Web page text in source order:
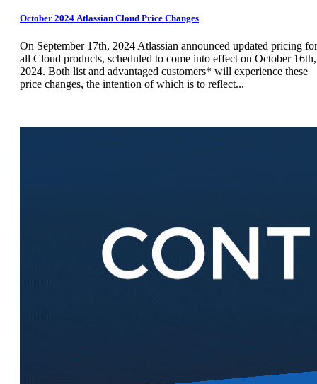
October 2024 Atlassian Cloud Price Changes
On September 17th, 2024 Atlassian announced updated pricing for
all Cloud products, scheduled to come into effect on October 16th,
2024. Both list and advantaged customers* will experience these
price changes, the intention of which is to reflect...